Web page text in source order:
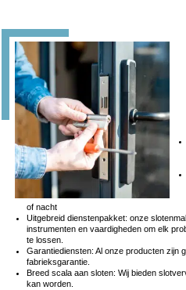
of nacht
Uitgebreid dienstenpakket: onze
instrumenten en vaardigheden om elk
te lossen.
Garantiediensten: Al onze producten zijn
fabrieksgarantie.
Breed scala aan sloten: Wij bieden
kan worden.